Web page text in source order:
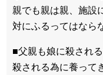
親でも親は親、施設
対にふるってはなら
■父親も娘に殺され
殺される為に養って